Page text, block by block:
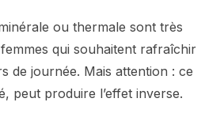
ou thermale sont très
qui souhaitent rafraîchir
de journée. Mais attention : ce
peut produire l’effet inverse.